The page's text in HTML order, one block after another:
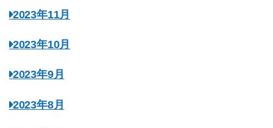
2023年11月
2023年10月
2023年9月
2023年8月